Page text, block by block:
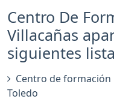
Centro De
Villacañas
siguientes
Centro de
Toledo